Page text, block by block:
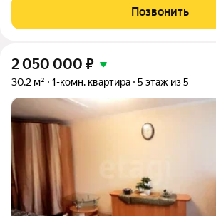
воплотить все дизайнерские способности
На окнах установлены
Позвонить
2 050 000 ₽
30,2 м² 1-комн. квартира 5 этаж из 5